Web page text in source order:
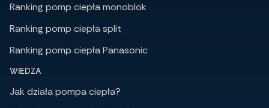
Ranking pomp ciepła monoblok
Ranking pomp ciepła split
Ranking pomp ciepła Panasonic
WIEDZA
Jak działa pompa ciepła?